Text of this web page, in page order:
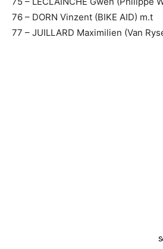
76 – DORN Vinzent (BIKE AID) m.t
77 – JUILLARD Maximilien (Van